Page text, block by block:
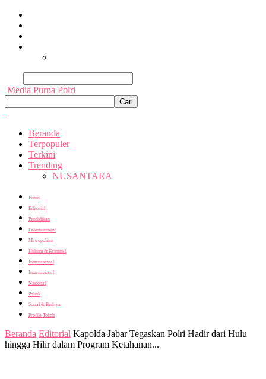
Media Purna Polri
Beranda
Terpopuler
Terkini
Trending
NUSANTARA
Bisnis
Editorial
Pendidikan
Entertainment
Metropolitan
Hukum & Kriminal
Internasional
Internasional
Nasional
Politik
Sosial & Budaya
Profile Tokoh
Beranda Editorial Kapolda Jabar Tegaskan Polri Hadir dari Hulu
hingga Hilir dalam Program Ketahanan...